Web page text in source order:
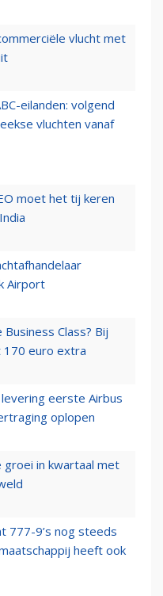
vlucht met
eilanden: volgend
vluchten vanaf
moet het tij keren
Airport
Class? Bij
170 euro extra
eerste Airbus
oplopen
groei in kwartaal met
777-9’s nog steeds
heeft ook